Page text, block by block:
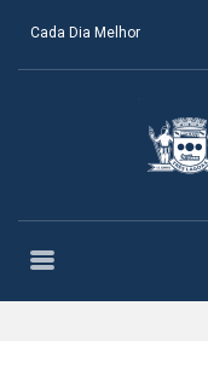
Cada Dia Melhor